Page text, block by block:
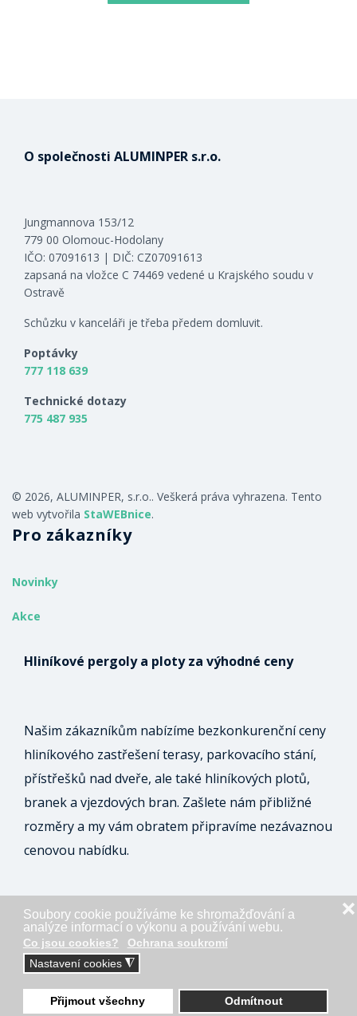
Soubory cookie používáme ke shromažďování a
analýze informací o výkonu a používání webu.
Co jsou cookies?
Ochrana soukromí
Nastavení cookies ◮
Přijmout všechny Odmítnout
❌
O společnosti ALUMINPER s.r.o.
Jungmannova 153/12
779 00 Olomouc-Hodolany
IČO: 07091613 | DIČ: CZ07091613
zapsaná na vložce C 74469 vedené u Krajského soudu v
Ostravě
Schůzku v kanceláři je třeba předem domluvit.
Poptávky
777 118 639
Technické dotazy
775 487 935
© 2026, ALUMINPER, s.r.o.. Veškerá práva vyhrazena. Tento
web vytvořila StaWEBnice.
Pro zákazníky
Novinky
Akce
Hliníkové pergoly a ploty za výhodné ceny
Našim zákazníkům nabízíme bezkonkurenční ceny
hliníkového zastřešení terasy, parkovacího stání,
přístřešků nad dveře, ale také hliníkových plotů,
branek a vjezdových bran. Zašlete nám přibližné
rozměry a my vám obratem připravíme nezávaznou
cenovou nabídku.
ODESLAT NEZÁVAZNOU POPTÁVKU
Napište nám přes Whatsapp!